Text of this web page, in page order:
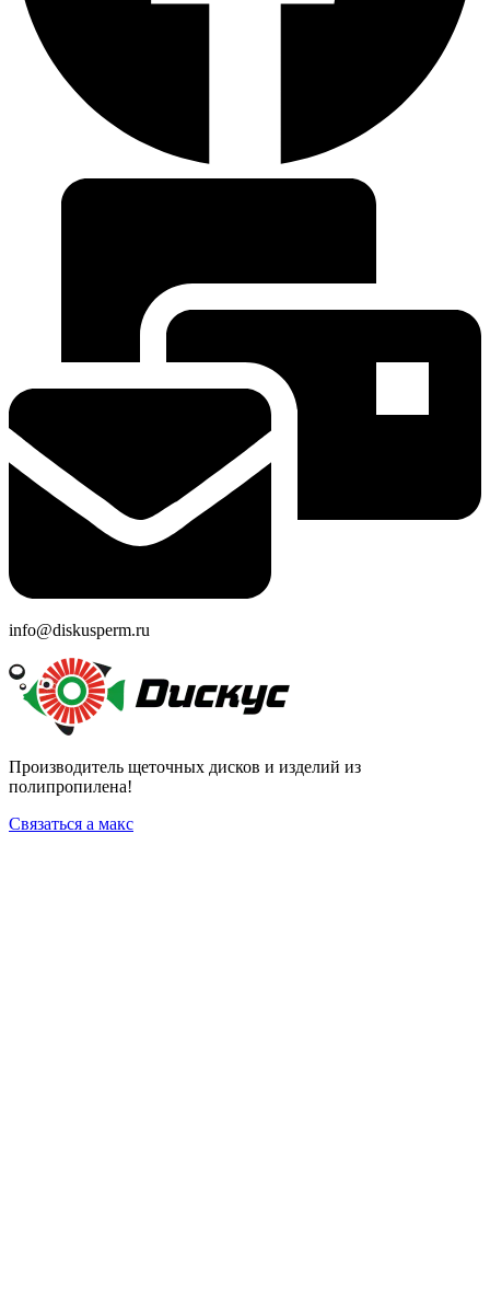
info@diskusperm.ru
Производитель щеточных дисков и изделий из
полипропилена!
Связаться а макс